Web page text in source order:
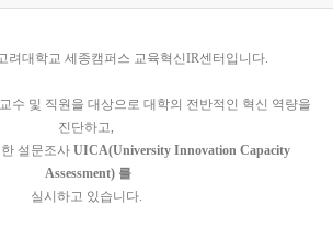
려대학교 세종캠퍼스 교육혁신IR센터입니다.
수 및 직원을 대상으로 대학의 전반적인 혁신 역량을
진단하고,
설문조사 UICA(University Innovation Capacity
Assessment) 를
실시하고 있습니다.